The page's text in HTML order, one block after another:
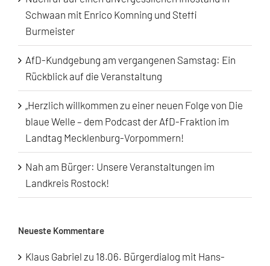
Schwaan mit Enrico Komning und Steffi
Burmeister
AfD-Kundgebung am vergangenen Samstag: Ein
Rückblick auf die Veranstaltung
„Herzlich willkommen zu einer neuen Folge von Die
blaue Welle – dem Podcast der AfD-Fraktion im
Landtag Mecklenburg-Vorpommern!
Nah am Bürger: Unsere Veranstaltungen im
Landkreis Rostock!
Neueste Kommentare
Klaus Gabriel zu 18.06. Bürgerdialog mit Hans-